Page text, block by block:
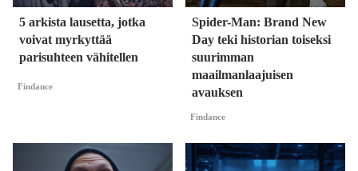
5 arkista lausetta, jotka
voivat myrkyttää
parisuhteen vähitellen
Findance
Spider-Man: Brand New
Day teki historian toiseksi
suurimman
maailmanlaajuisen
avauksen
Findance